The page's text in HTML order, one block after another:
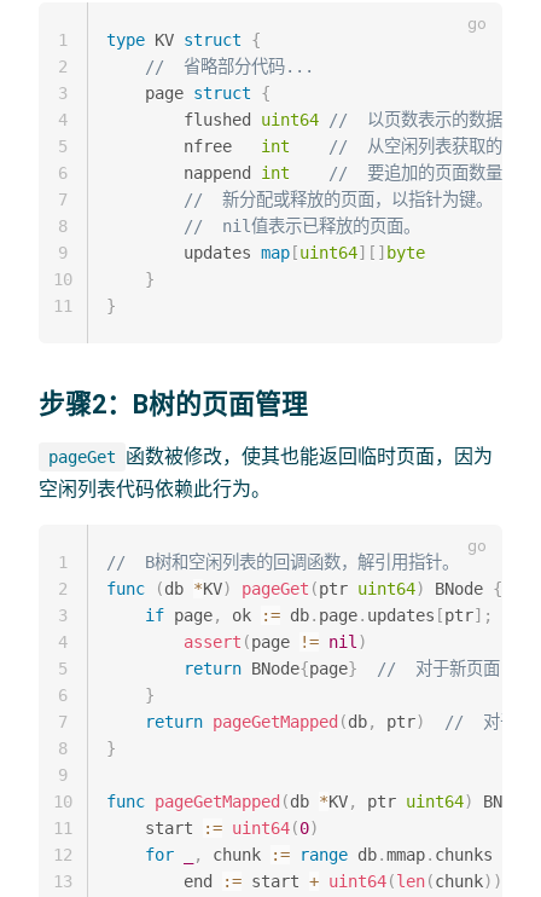
type KV struct
{
//  省略部分代码...
    page
struct
{
        flushed
uint64
//  以页数表示的数据库大
        nfree
int
//  从空闲列表获取的页面
        nappend
int
//  要追加的页面数量
//  新分配或释放的页面，以指针为键。
//  nil值表示已释放的页面。
        updates
map [uint64] [ ] byte
}
}
1
2
3
4
5
6
7
8
9
10
11
步骤2：B树的页面管理
pageGet
函数被修改，使其也能返回临时页面，因为
空闲列表代码依赖此行为。
//  B树和空闲列表的回调函数，解引用指针。
func
(db *KV) pageGet (ptr uint64) BNode {
if page, ok := db. page. updates [ptr] ;
assert (page != nil )
return BNode{page}
//  对于新页面
}
return pageGetMapped (db, ptr)
//  对于已
}
func pageGetMapped (db *KV, ptr uint64)
BNode
    start
:= uint64(0)
for
, chunk := range db.mmap. chunks
        end
:= start + uint64(len(chunk) )
1
2
3
4
5
6
7
8
9
10
11
12
13